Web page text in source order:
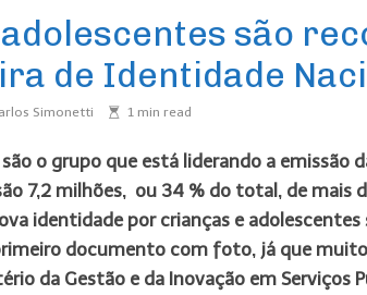
são
de Identidade
Simonetti 1 min read
o grupo que está liderando a emissão
7,2 milhões, ou 34 % do total, de mais
identidade por crianças e
documento com foto, já que
da Gestão e da Inovação em Serviços